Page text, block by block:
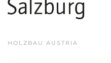
HOLZBAU AUSTRIA